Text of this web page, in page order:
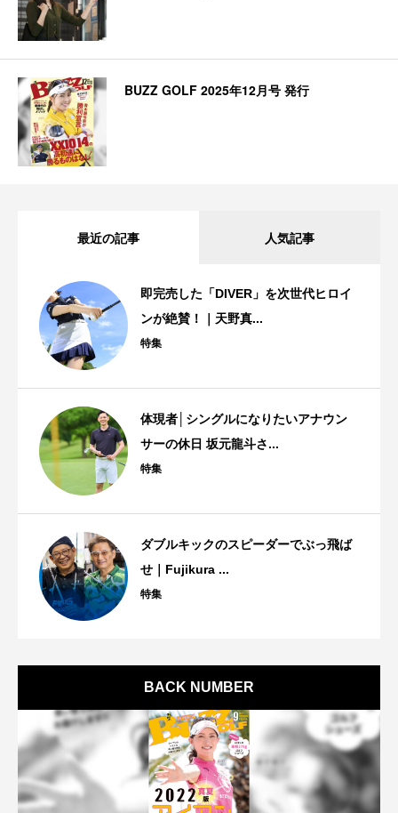
BUZZ GOLF 2025年12月号 発行
最近の記事 人気記事
即完売した「DIVER」を次世代ヒロイ
ンが絶賛！｜天野真...
特集
体現者│シングルになりたいアナウン
サーの休日 坂元龍斗さ...
特集
ダブルキックのスピーダーでぶっ飛ば
せ｜Fujikura ...
特集
BACK NUMBER